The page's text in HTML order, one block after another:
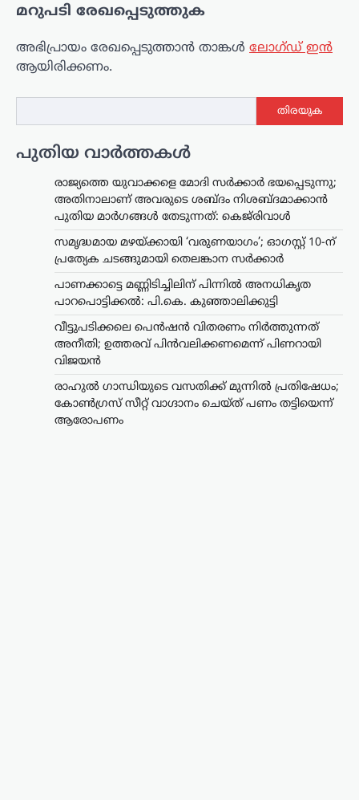
മറുപടി രേഖപ്പെടുത്തുക
അഭിപ്രായം രേഖപ്പെടുത്താ‍ൻ താങ്കൾ ലോഗ്ഡ് ഇൻ
ആയിരിക്കണം.
തിരയുക
പുതിയ വാർത്തകൾ
രാജ്യത്തെ യുവാക്കളെ മോദി സർക്കാർ ഭയപ്പെടുന്നു;
അതിനാലാണ് അവരുടെ ശബ്ദം നിശബ്ദമാക്കാൻ
പുതിയ മാർഗങ്ങൾ തേടുന്നത്: കെജ്‌രിവാൾ
സമൃദ്ധമായ മഴയ്ക്കായി ‘വരുണയാഗം’; ഓഗസ്റ്റ് 10-ന്
പ്രത്യേക ചടങ്ങുമായി തെലങ്കാന സർക്കാർ
പാണക്കാട്ടെ മണ്ണിടിച്ചിലിന് പിന്നിൽ അനധികൃത
പാറപൊട്ടിക്കൽ: പി.കെ. കുഞ്ഞാലിക്കുട്ടി
വീട്ടുപടിക്കലെ പെൻഷൻ വിതരണം നിർത്തുന്നത്
അനീതി; ഉത്തരവ് പിൻവലിക്കണമെന്ന് പിണറായി
വിജയൻ
രാഹുൽ ഗാന്ധിയുടെ വസതിക്ക് മുന്നിൽ പ്രതിഷേധം;
കോൺഗ്രസ് സീറ്റ് വാഗ്ദാനം ചെയ്ത് പണം തട്ടിയെന്ന്
ആരോപണം